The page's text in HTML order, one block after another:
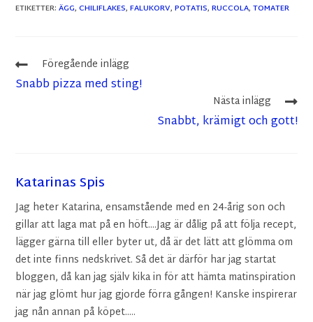
ETIKETTER:ÄGG, CHILIFLAKES, FALUKORV, POTATIS, RUCCOLA, TOMATER
Föregående inlägg
Snabb pizza med sting!
Nästa inlägg
Snabbt, krämigt och gott!
Katarinas Spis
Jag heter Katarina, ensamstående med en 24-årig son och
gillar att laga mat på en höft....Jag är dålig på att följa recept,
lägger gärna till eller byter ut, då är det lätt att glömma om
det inte finns nedskrivet. Så det är därför har jag startat
bloggen, då kan jag själv kika in för att hämta matinspiration
när jag glömt hur jag gjorde förra gången! Kanske inspirerar
jag nån annan på köpet.....